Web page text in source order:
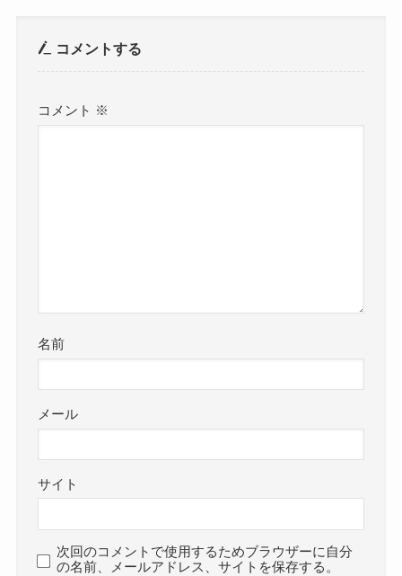
コメントする
コメント ※
名前
メール
サイト
次回のコメントで使用するためブラウザーに自分
の名前、メールアドレス、サイトを保存する。